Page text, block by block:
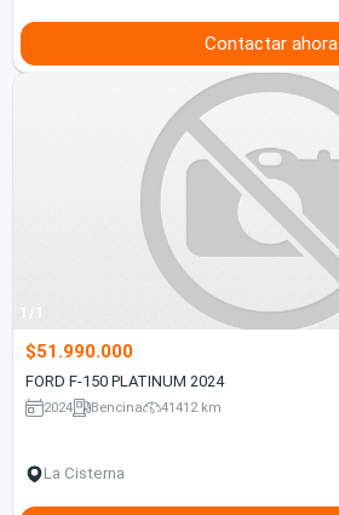
Contactar ahora
1/1
$51.990.000
FORD F-150 PLATINUM 2024
2024 Bencina 41412 km
La Cisterna